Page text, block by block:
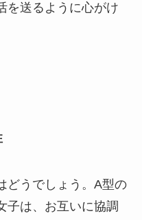
を送るように心がけ
どうでしょう。A型の
子は、お互いに協調